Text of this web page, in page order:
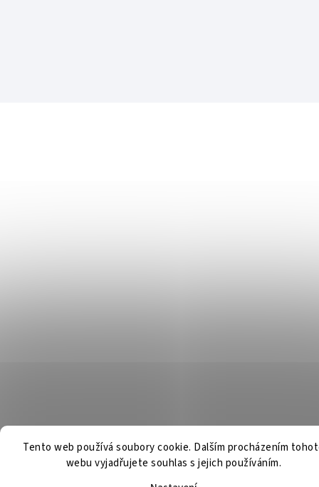
Tento web používá soubory cookie. Dalším procházením
webu vyjadřujete souhlas s jejich používáním.